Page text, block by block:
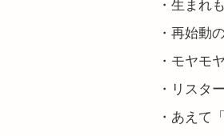
・生まれ
・再始動
・モヤモ
・リスタ
・あえて